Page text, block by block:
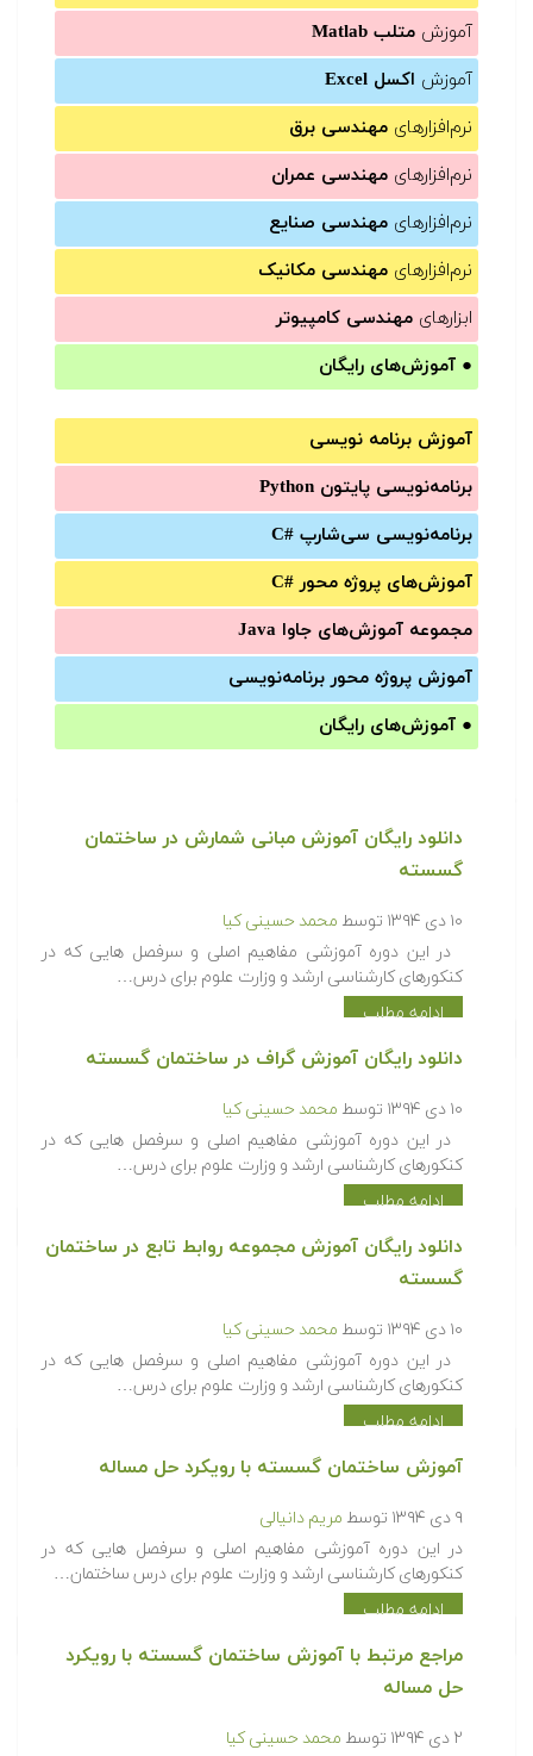
آموزش متلب Matlab
آموزش اکسل Excel
نرم‌افزارهای مهندسی برق
نرم‌افزارهای مهندسی عمران
نرم‌افزارهای مهندسی صنایع
نرم‌افزارهای مهندسی مکانیک
ابزارهای مهندسی کامپیوتر
● آموزش‌های رایگان
آموزش برنامه نویسی
برنامه‌نویسی پایتون Python
برنامه‌‌نویسی سی‌شارپ C#‎
آموزش‌های پروژه محور #C
مجموعه آموزش‌های جاوا Java
آموزش‌ پروژه محور برنامه‌نویسی
● آموزش‌های رایگان
دانلود رایگان آموزش مبانی شمارش در ساختمان
گسسته
۱۰ دی ۱۳۹۴ توسط محمد حسینی کیا
در این دوره آموزشی مفاهیم اصلی و سرفصل هایی که در
کنکورهای کارشناسی ارشد و وزارت علوم برای درس…
ادامه مطلب
دانلود رایگان آموزش گراف در ساختمان گسسته
۱۰ دی ۱۳۹۴ توسط محمد حسینی کیا
در این دوره آموزشی مفاهیم اصلی و سرفصل هایی که در
کنکورهای کارشناسی ارشد و وزارت علوم برای درس…
ادامه مطلب
دانلود رایگان آموزش مجموعه روابط تابع در ساختمان
گسسته
۱۰ دی ۱۳۹۴ توسط محمد حسینی کیا
در این دوره آموزشی مفاهیم اصلی و سرفصل هایی که در
کنکورهای کارشناسی ارشد و وزارت علوم برای درس…
ادامه مطلب
آموزش ساختمان گسسته با رویکرد حل مساله
۹ دی ۱۳۹۴ توسط مریم دانیالی
در این دوره آموزشی مفاهیم اصلی و سرفصل هایی که در
کنکورهای کارشناسی ارشد و وزارت علوم برای درس ساختمان…
ادامه مطلب
مراجع مرتبط با آموزش ساختمان گسسته با رویکرد
حل مساله
۲ دی ۱۳۹۴ توسط محمد حسینی کیا